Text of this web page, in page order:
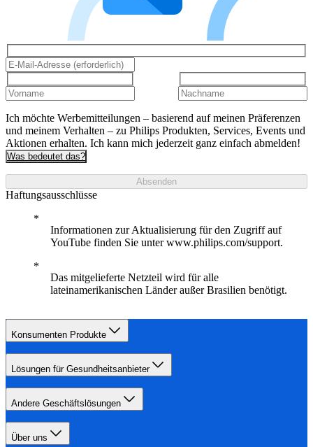
Ich möchte Werbemitteilungen – basierend auf meinen Präferenzen
und meinem Verhalten – zu Philips Produkten, Services, Events und
Aktionen erhalten. Ich kann mich jederzeit ganz einfach abmelden!
Was bedeutet das?
Absenden
Haftungsausschlüsse
Informationen zur Aktualisierung für den Zugriff auf
YouTube finden Sie unter www.philips.com/support.
Das mitgelieferte Netzteil wird für alle
lateinamerikanischen Länder außer Brasilien benötigt.
Konsumenten Produkte
Lösungen für Gesundheitsanbieter
Andere Geschäftslösungen
Über uns